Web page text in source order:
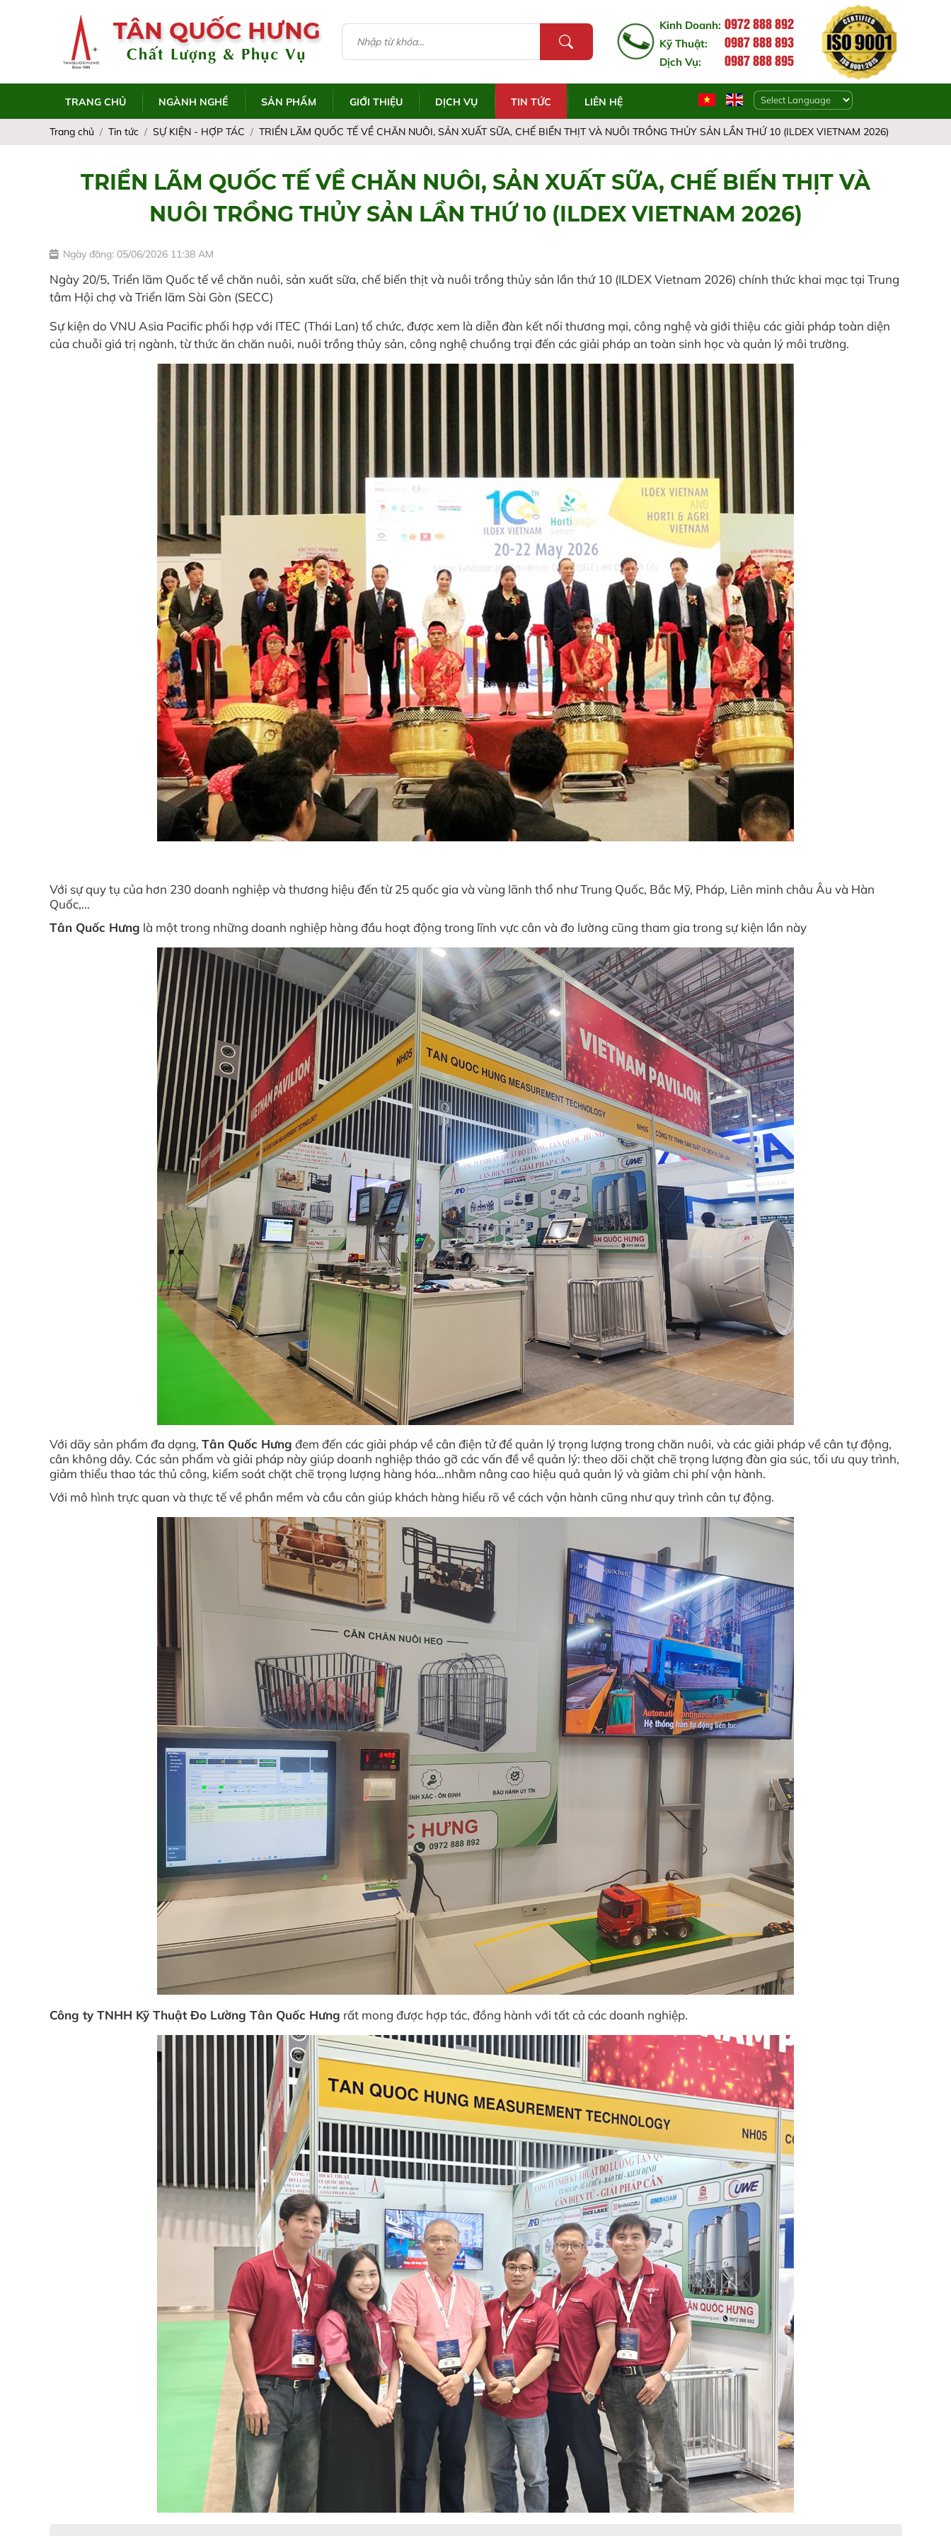
TÂN QUỐC HƯNG
Chất Lượng & Phục Vụ
Kinh Doanh: 0972 888 892
Kỹ Thuật: 0987 888 893
Dịch Vụ: 0987 888 895
TRANG CHỦ NGÀNH NGHỀ SẢN PHẨM GIỚI THIỆU DỊCH VỤ TIN TỨC
LIÊN HỆ
Powered by
Trang chủ
Tin tức SỰ KIỆN - HỢP TÁC TRIỂN LÃM QUỐC TẾ VỀ CHĂN NUÔI, SẢN XUẤT SỮA, CHẾ BIẾN THỊT VÀ NUÔI TRỒNG THỦY SẢN LẦN THỨ 10 (ILDEX VIETNAM 2026)
TRIỂN LÃM QUỐC TẾ VỀ CHĂN NUÔI, SẢN XUẤT SỮA, CHẾ BIẾN THỊT VÀ
NUÔI TRỒNG THỦY SẢN LẦN THỨ 10 (ILDEX VIETNAM 2026)
Ngày đăng: 05/06/2026 11:38 AM
Ngày 20/5, Triển lãm Quốc tế về chăn nuôi, sản xuất sữa, chế biến thịt và nuôi trồng thủy sản lần thứ 10 (ILDEX Vietnam 2026) chính thức khai mạc tại Trung
tâm Hội chợ và Triển lãm Sài Gòn (SECC)
Sự kiện do VNU Asia Pacific phối hợp với ITEC (Thái Lan) tổ chức, được xem là diễn đàn kết nối thương mại, công nghệ và giới thiệu các giải pháp toàn diện
của chuỗi giá trị ngành, từ thức ăn chăn nuôi, nuôi trồng thủy sản, công nghệ chuồng trại đến các giải pháp an toàn sinh học và quản lý môi trường.
Với sự quy tụ của hơn 230 doanh nghiệp và thương hiệu đến từ 25 quốc gia và vùng lãnh thổ như Trung Quốc, Bắc Mỹ, Pháp, Liên minh châu Âu và Hàn
Quốc,...
Tân Quốc Hưng là một trong những doanh nghiệp hàng đầu hoạt động trong lĩnh vực cân và đo lường cũng tham gia trong sự kiện lần này
Với dãy sản phẩm đa dạng, Tân Quốc Hưng đem đến các giải pháp về cân điện tử để quản lý trọng lượng trong chăn nuôi, và các giải pháp về cân tự động,
cân không dây. Các sản phẩm và giải pháp này giúp doanh nghiệp tháo gỡ các vấn đề về quản lý: theo dõi chặt chẽ trọng lượng đàn gia súc, tối ưu quy trình,
giảm thiểu thao tác thủ công, kiểm soát chặt chẽ trọng lượng hàng hóa…nhằm nâng cao hiệu quả quản lý và giảm chi phí vận hành.
Với mô hình trực quan và thực tế về phần mềm và cầu cân giúp khách hàng hiểu rõ về cách vận hành cũng như quy trình cân tự động.
Công ty TNHH Kỹ Thuật Đo Lường Tân Quốc Hưng rất mong được hợp tác, đồng hành với tất cả các doanh nghiệp.